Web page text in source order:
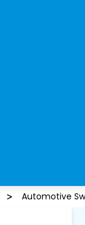
Automotive